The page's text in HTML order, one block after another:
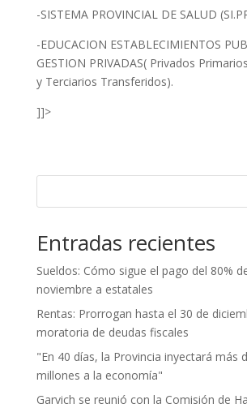
-SISTEMA PROVINCIAL DE SALUD
-EDUCACION ESTABLECIMIENTOS
GESTION PRIVADAS( Privados
y Terciarios Transferidos).
]]>
Entradas recientes
Sueldos: Cómo sigue el pago del 80%
noviembre a estatales
Rentas: Prorrogan hasta el 30 de
moratoria de deudas fiscales
"En 40 días, la Provincia inyectará más
millones a la economía"
Garvich se reunió con la Comisión de